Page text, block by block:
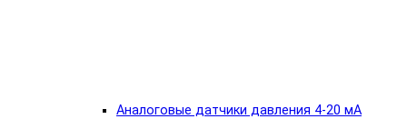
Аналоговые датчики давления 4-20 мА